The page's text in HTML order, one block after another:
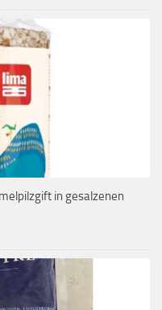
in gesalzenen